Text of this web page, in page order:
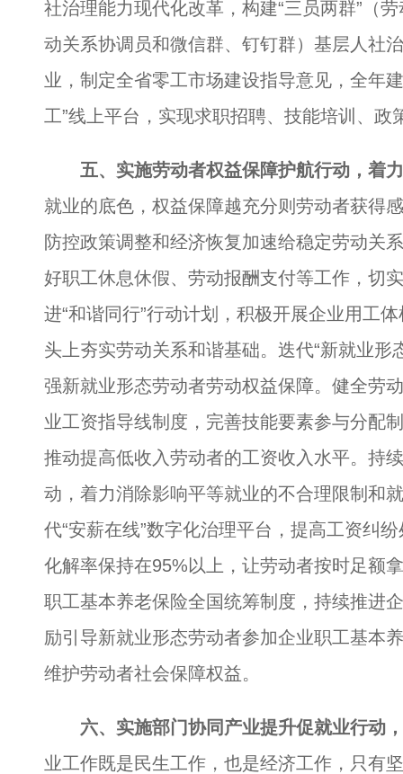
社治理能力现代化改革，构建“三员两群”（
动关系协调员和微信群、钉钉群）基层人社
业，制定全省零工市场建设指导意见，全年
工”线上平台，实现求职招聘、技能培训、
五、实施劳动者权益保障护航行动，着
就业的底色，权益保障越充分则劳动者获得
防控政策调整和经济恢复加速给稳定劳动关
好职工休息休假、劳动报酬支付等工作，切
进“和谐同行”行动计划，积极开展企业用工
头上夯实劳动关系和谐基础。迭代“新就业形
强新就业形态劳动者劳动权益保障。健全劳
业工资指导线制度，完善技能要素参与分配
推动提高低收入劳动者的工资收入水平。持
动，着力消除影响平等就业的不合理限制和
代“安薪在线”数字化治理平台，提高工资纠
化解率保持在95%以上，让劳动者按时足额
职工基本养老保险全国统筹制度，持续推进
励引导新就业形态劳动者参加企业职工基本
维护劳动者社会保障权益。
六、实施部门协同产业提升促就业行动
业工作既是民生工作，也是经济工作，只有